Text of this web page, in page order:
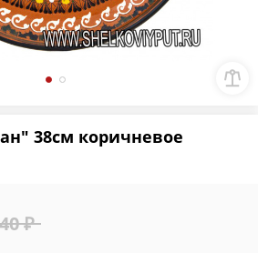
38см коричневое
₽